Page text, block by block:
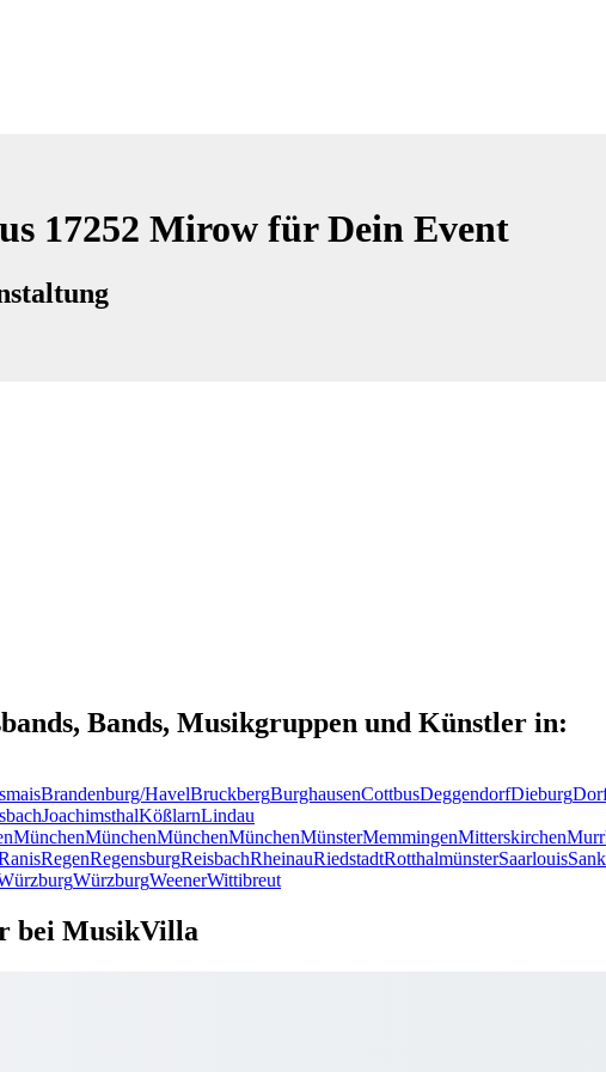
17252 Mirow für Dein Event
Bands, Musikgruppen und Künstler in:
Brandenburg/HavelBruckbergBurghausenCottbusDeggendorfDieburg
JoachimsthalKößlarnLindau
MünchenMünchenMünchenMünchenMünsterMemmingenMitterskirchen
RegenRegensburgReisbachRheinauRiedstadtRotthalmünsterSaarlouis
WürzburgWeenerWittibreut
bei MusikVilla